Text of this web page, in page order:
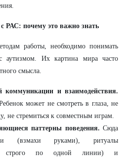
РАС: почему это важно знать
работы, необходимо понимать
аутизмом. Их картина мира часто
смысла.
коммуникации и взаимодействия.
может не смотреть в глаза, не
не стремиться к совместным играм.
паттерны поведения. Сюда
(взмахи руками), ритуалы
строго по одной линии) и